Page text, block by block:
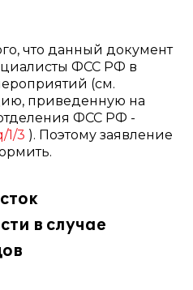
что данный документ
ФСС РФ в
(см.
приведенную на
ФСС РФ -
1/3 ). Поэтому заявление
в случае